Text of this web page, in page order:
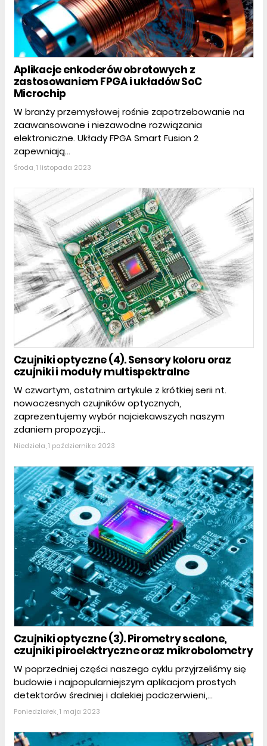
Aplikacje enkoderów obrotowych z
zastosowaniem FPGA i układów SoC
Microchip
W branży przemysłowej rośnie zapotrzebowanie na
zaawansowane i niezawodne rozwiązania
elektroniczne. Układy FPGA Smart Fusion 2
zapewniają...
Środa, 1 listopada 2023
Czujniki optyczne (4). Sensory koloru oraz
czujniki i moduły multispektralne
W czwartym, ostatnim artykule z krótkiej serii nt.
nowoczesnych czujników optycznych,
zaprezentujemy wybór najciekawszych naszym
zdaniem propozycji...
Niedziela, 1 października 2023
Czujniki optyczne (3). Pirometry scalone,
czujniki piroelektryczne oraz mikrobolometry
W poprzedniej części naszego cyklu przyjrzeliśmy się
budowie i najpopularniejszym aplikacjom prostych
detektorów średniej i dalekiej podczerwieni,...
Poniedziałek, 1 maja 2023